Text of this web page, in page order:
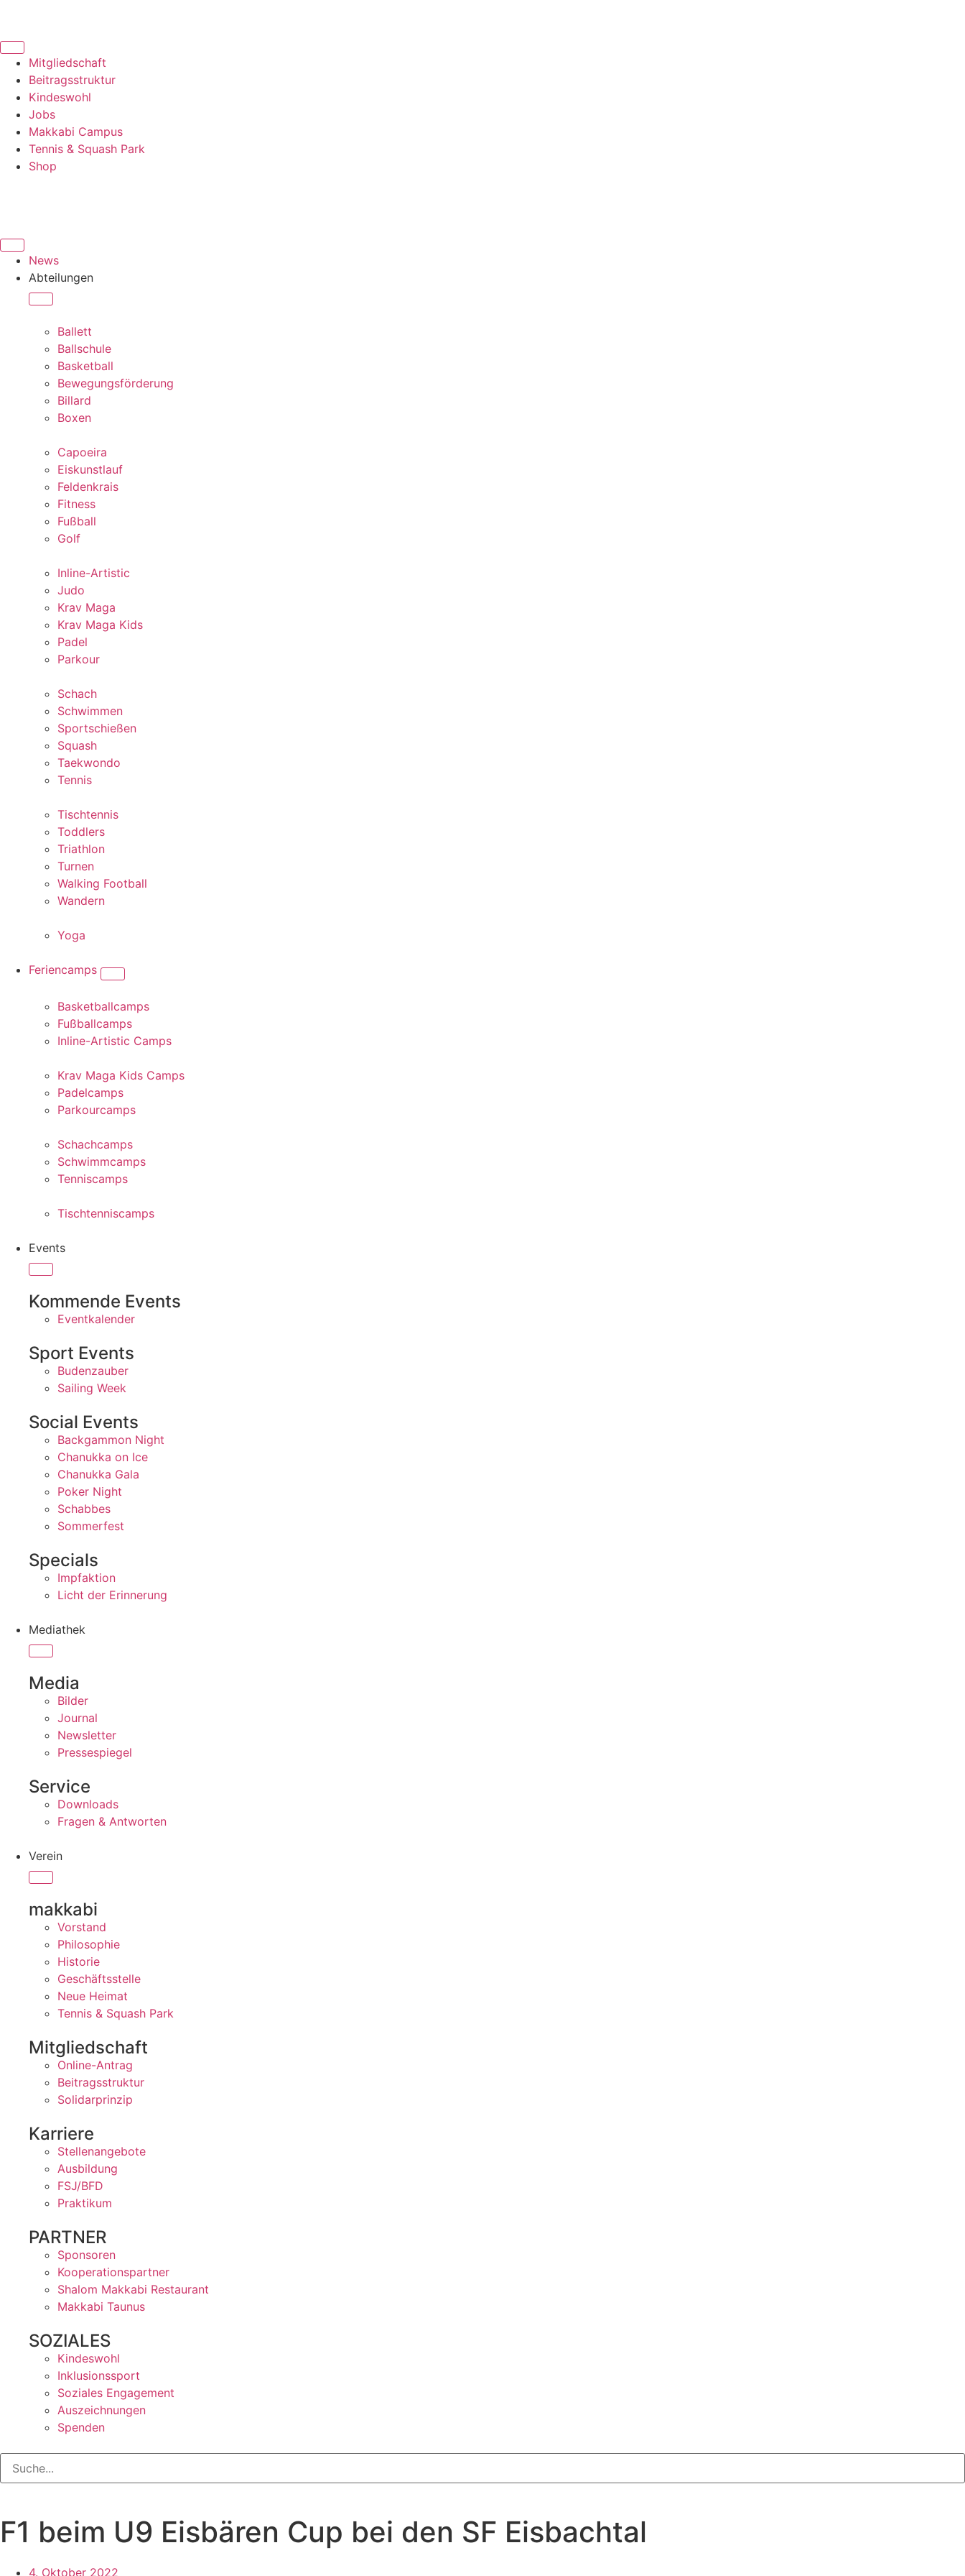
Mitgliedschaft
Beitragsstruktur
Kindeswohl
Jobs
Makkabi Campus
Tennis & Squash Park
Shop
News
Abteilungen
Ballett
Ballschule
Basketball
Bewegungsförderung
Billard
Boxen
Capoeira
Eiskunstlauf
Feldenkrais
Fitness
Fußball
Golf
Inline-Artistic
Judo
Krav Maga
Krav Maga Kids
Padel
Parkour
Schach
Schwimmen
Sportschießen
Squash
Taekwondo
Tennis
Tischtennis
Toddlers
Triathlon
Turnen
Walking Football
Wandern
Yoga
Feriencamps
Basketballcamps
Fußballcamps
Inline-Artistic Camps
Krav Maga Kids Camps
Padelcamps
Parkourcamps
Schachcamps
Schwimmcamps
Tenniscamps
Tischtenniscamps
Events
Kommende Events
Eventkalender
Sport Events
Budenzauber
Sailing Week
Social Events
Backgammon Night
Chanukka on Ice
Chanukka Gala
Poker Night
Schabbes
Sommerfest
Specials
Impfaktion
Licht der Erinnerung
Mediathek
Media
Bilder
Journal
Newsletter
Pressespiegel
Service
Downloads
Fragen & Antworten
Verein
makkabi
Vorstand
Philosophie
Historie
Geschäftsstelle
Neue Heimat
Tennis & Squash Park
Mitgliedschaft
Online-Antrag
Beitragsstruktur
Solidarprinzip
Karriere
Stellenangebote
Ausbildung
FSJ/BFD
Praktikum
PARTNER
Sponsoren
Kooperationspartner
Shalom Makkabi Restaurant
Makkabi Taunus
SOZIALES
Kindeswohl
Inklusionssport
Soziales Engagement
Auszeichnungen
Spenden
F1 beim U9 Eisbären Cup bei den SF Eisbachtal
4. Oktober 2022